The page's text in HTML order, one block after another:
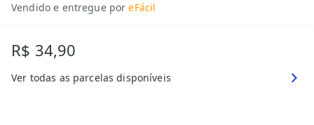
Vendido e entregue por eFácil
R$ 34,90
Ver todas as parcelas disponíveis